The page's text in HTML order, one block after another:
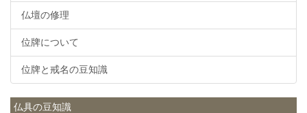
仏壇の修理
位牌について
位牌と戒名の豆知識
仏具の豆知識